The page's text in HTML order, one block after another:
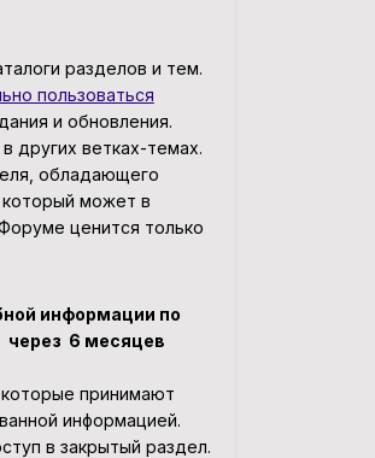
разделов и тем.
пользоваться
и обновления.
других ветках-темах.
обладающего
может в
ценится только
информации по
через 6 месяцев
принимают
информацией.
в закрытый раздел.